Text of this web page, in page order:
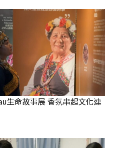
生命故事展 香氛串起文化連